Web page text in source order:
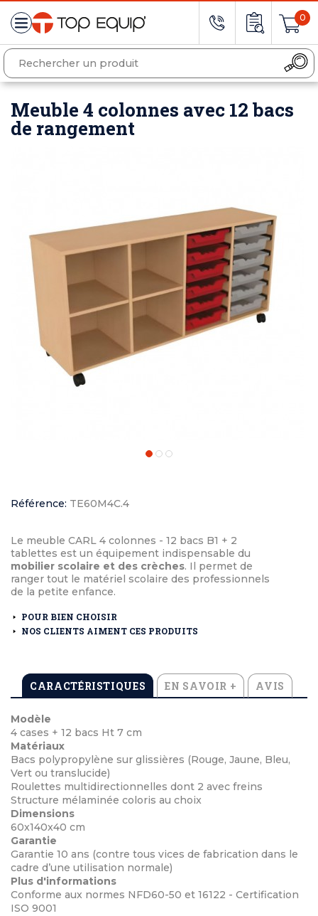
0
Meuble 4 colonnes avec 12 bacs
de rangement
Référence: TE60M4C.4
Le meuble CARL 4 colonnes - 12 bacs B1 + 2
tablettes est un équipement indispensable du
mobilier scolaire et des crèches. Il permet de
ranger tout le matériel scolaire des professionnels
de la petite enfance.
POUR BIEN CHOISIR
NOS CLIENTS AIMENT CES PRODUITS
CARACTÉRISTIQUES EN SAVOIR + AVIS
Modèle
4 cases + 12 bacs Ht 7 cm
Matériaux
Bacs polypropylène sur glissières (Rouge, Jaune, Bleu,
Vert ou translucide)
Roulettes multidirectionnelles dont 2 avec freins
Structure mélaminée coloris au choix
Dimensions
60x140x40 cm
Garantie
Garantie 10 ans (contre tous vices de fabrication dans le
cadre d’une utilisation normale)
Plus d'informations
Conforme aux normes NFD60-50 et 16122 - Certification
ISO 9001